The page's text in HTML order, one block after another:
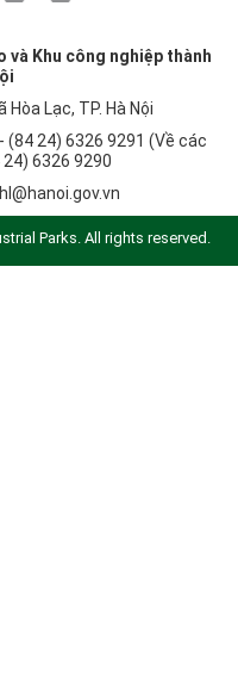
và Khu công nghiệp thành
Hòa Lạc, TP. Hà Nội
(84 24) 6326 9291 (Về các
6326 9290
Parks. All rights reserved.